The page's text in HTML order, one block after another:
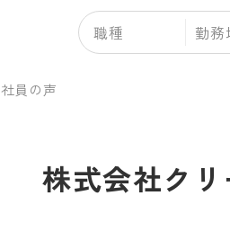
職種 勤務
社員の声
株式会社ク